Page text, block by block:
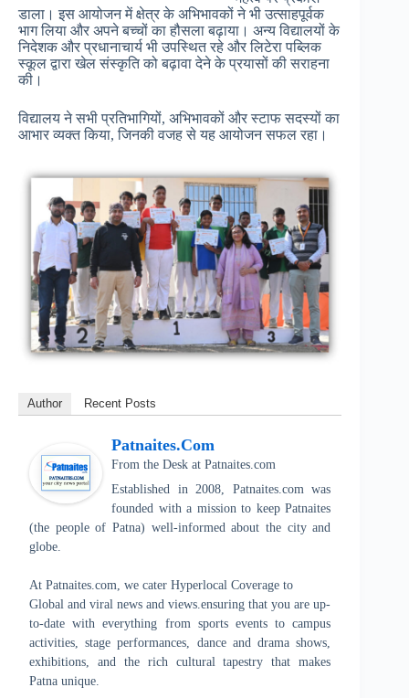
डाला। इस आयोजन में क्षेत्र के अभिभावकों ने भी उत्साहपूर्वक
भाग लिया और अपने बच्चों का हौसला बढ़ाया। अन्य विद्यालयों के
निदेशक और प्रधानाचार्य भी उपस्थित रहे और लिटेरा पब्लिक
स्कूल द्वारा खेल संस्कृति को बढ़ावा देने के प्रयासों की सराहना
की।
विद्यालय ने सभी प्रतिभागियों, अभिभावकों और स्टाफ सदस्यों का
आभार व्यक्त किया, जिनकी वजह से यह आयोजन सफल रहा।
Author Recent Posts
Patnaites.com
From the Desk at Patnaites.com
Established in 2008, Patnaites.com was
founded with a mission to keep Patnaites
(the people of Patna) well-informed about the city and
globe.
At Patnaites.com, we cater Hyperlocal Coverage to
Global and viral news and views.ensuring that you are up-
to-date with everything from sports events to campus
activities, stage performances, dance and drama shows,
exhibitions, and the rich cultural tapestry that makes
Patna unique.